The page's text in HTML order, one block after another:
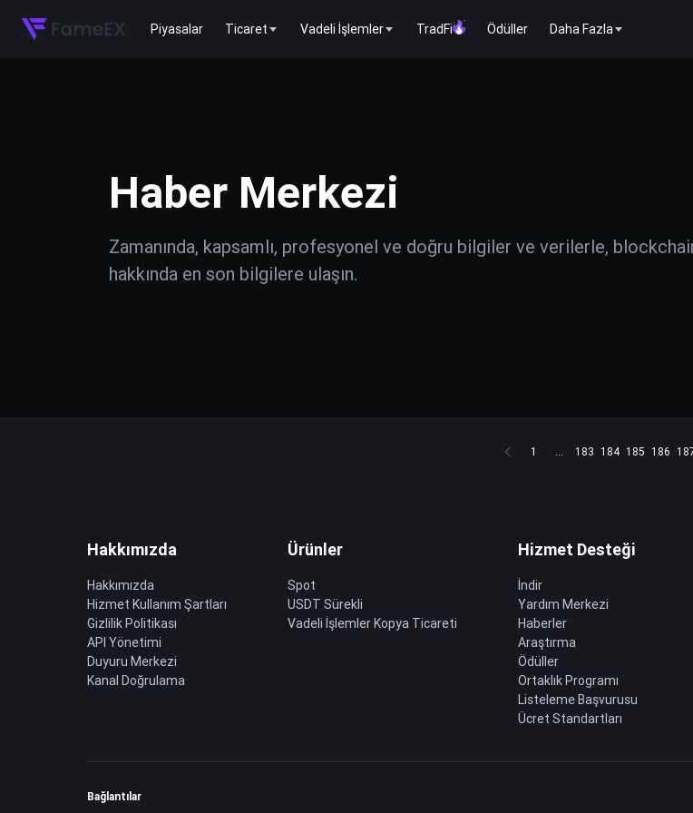
Piyasalar Ticaret Vadeli İşlemler TradFi Ödüller Daha Fazla
Haber Merkezi
Zamanında, kapsamlı, profesyonel ve doğru bilgiler ve verilerle,
hakkında en son bilgilere ulaşın.
1 ... 183 184 185 186
Hakkımızda
Hakkımızda
Hizmet Kullanım Şartları
Gizlilik Politikası
API Yönetimi
Duyuru Merkezi
Kanal Doğrulama
Ürünler
Spot
USDT Sürekli
Vadeli İşlemler Kopya Ticareti
Hizmet Desteği
İndir
Yardım Merkezi
Haberler
Araştırma
Ödüller
Ortaklık Programı
Listeleme Başvurusu
Ücret Standartları
Bağlantılar